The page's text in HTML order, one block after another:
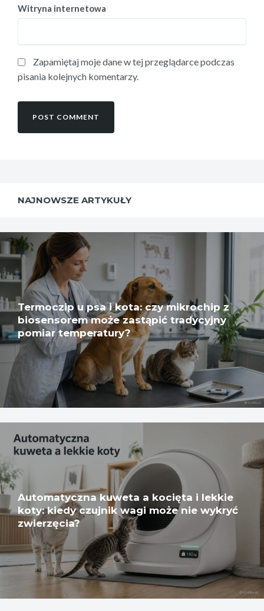
Witryna internetowa
Zapamiętaj moje dane w tej przeglądarce podczas
pisania kolejnych komentarzy.
NAJNOWSZE ARTYKUŁY
Termoczip u psa i kota: czy mikrochip z
biosensorem może zastąpić tradycyjny
pomiar temperatury?
Automatyczna kuweta a kocięta i lekkie
koty: kiedy czujnik wagi może nie wykryć
zwierzęcia?